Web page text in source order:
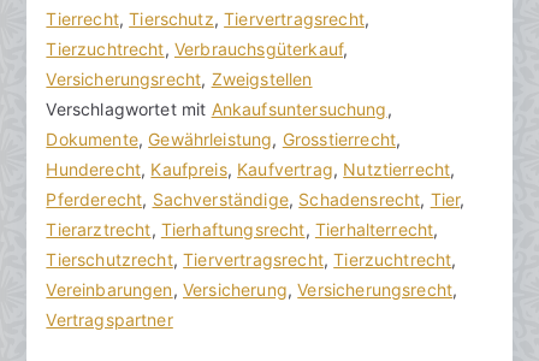
k
R
e
c
h
t
s
a
n
w
ä
v
e
r
ö
f
f
e
n
t
l
i
Tierrecht,Tierschutz,Tiervertragsrecht,
Tierzuchtrecht, Verbrauchsgüterkauf,
Versicherungsrecht, Zweigstellen
Verschlagwortet mit Ankaufsuntersuchung,
Dokumente, Gewährleistung, Grosstierrecht,
Hunderecht, Kaufpreis, Kaufvertrag, Nutztierrecht,
Pferderecht, Sachverständige, Schadensrecht, Tier,
Tierarztrecht, Tierhaftungsrecht, Tierhalterrecht,
Tierschutzrecht,Tiervertragsrecht,Tierzuchtrecht,
Vereinbarungen, Versicherung,Versicherungsrecht,
Vertragspartner
m
m
e
n
t
a
r
e
zu
Kaufvertrag
beim